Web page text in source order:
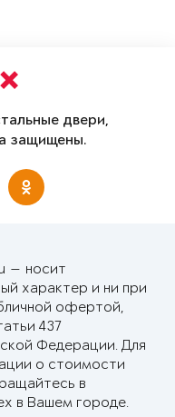
двери,
защищены.
— носит
характер и ни при
офертой,
437
Федерации. Для
о стоимости
в
в Вашем городе.